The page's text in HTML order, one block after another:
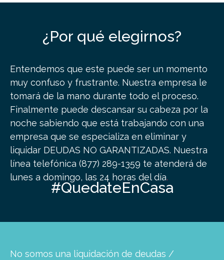
¿Por qué elegirnos?
Entendemos que este puede ser un momento
muy confuso y frustrante. Nuestra empresa le
tomará de la mano durante todo el proceso.
Finalmente puede descansar su cabeza por la
noche sabiendo que está trabajando con una
empresa que se especializa en eliminar y
liquidar DEUDAS NO GARANTIZADAS. Nuestra
línea telefónica (877) 289-1359 te atenderá de
lunes a domingo, las 24 horas del día.
#QuedateEnCasa
No somos una liquidación de deudas /